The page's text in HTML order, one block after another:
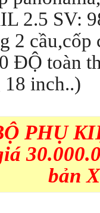
2.5 SV:
2
ĐỘ toàn
18 inch..)
PHỤ
bản